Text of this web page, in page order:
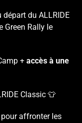
départ du ALLRIDE
Green Rally le
+ accès à une
Classic 👕
pour affronter les